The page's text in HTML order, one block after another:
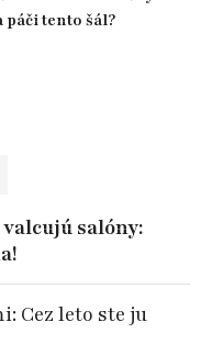
páči tento šál?
salóny:
Cez leto ste ju